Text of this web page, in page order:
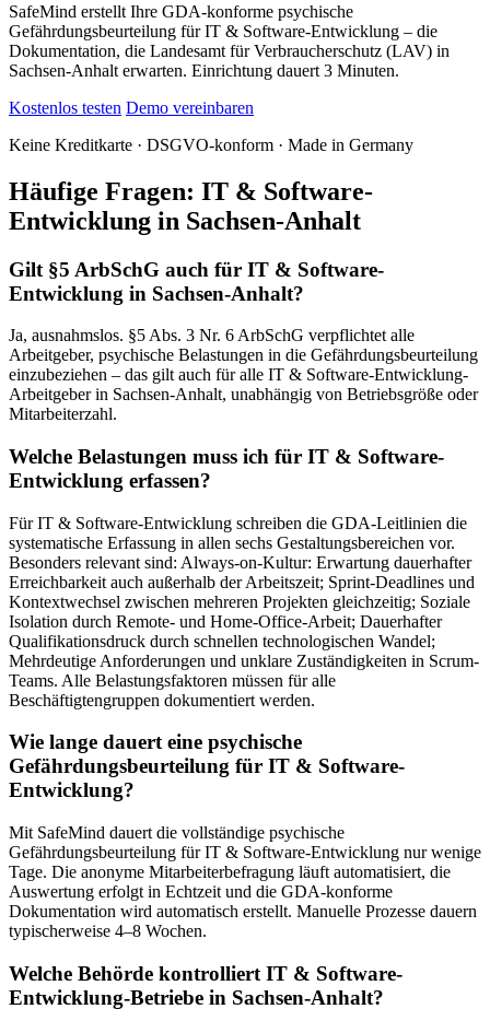
SafeMind erstellt Ihre GDA-konforme psychische
Gefährdungsbeurteilung für IT & Software-Entwicklung – die
Dokumentation, die Landesamt für Verbraucherschutz (LAV) in
Sachsen-Anhalt erwarten. Einrichtung dauert 3 Minuten.
Kostenlos testen Demo vereinbaren
Keine Kreditkarte · DSGVO-konform · Made in Germany
Häufige Fragen: IT & Software-
Entwicklung in Sachsen-Anhalt
Gilt §5 ArbSchG auch für IT & Software-
Entwicklung in Sachsen-Anhalt?
Ja, ausnahmslos. §5 Abs. 3 Nr. 6 ArbSchG verpflichtet alle
Arbeitgeber, psychische Belastungen in die Gefährdungsbeurteilung
einzubeziehen – das gilt auch für alle IT & Software-Entwicklung-
Arbeitgeber in Sachsen-Anhalt, unabhängig von Betriebsgröße oder
Mitarbeiterzahl.
Welche Belastungen muss ich für IT & Software-
Entwicklung erfassen?
Für IT & Software-Entwicklung schreiben die GDA-Leitlinien die
systematische Erfassung in allen sechs Gestaltungsbereichen vor.
Besonders relevant sind: Always-on-Kultur: Erwartung dauerhafter
Erreichbarkeit auch außerhalb der Arbeitszeit; Sprint-Deadlines und
Kontextwechsel zwischen mehreren Projekten gleichzeitig; Soziale
Isolation durch Remote- und Home-Office-Arbeit; Dauerhafter
Qualifikationsdruck durch schnellen technologischen Wandel;
Mehrdeutige Anforderungen und unklare Zuständigkeiten in Scrum-
Teams. Alle Belastungsfaktoren müssen für alle
Beschäftigtengruppen dokumentiert werden.
Wie lange dauert eine psychische
Gefährdungsbeurteilung für IT & Software-
Entwicklung?
Mit SafeMind dauert die vollständige psychische
Gefährdungsbeurteilung für IT & Software-Entwicklung nur wenige
Tage. Die anonyme Mitarbeiterbefragung läuft automatisiert, die
Auswertung erfolgt in Echtzeit und die GDA-konforme
Dokumentation wird automatisch erstellt. Manuelle Prozesse dauern
typischerweise 4–8 Wochen.
Welche Behörde kontrolliert IT & Software-
Entwicklung-Betriebe in Sachsen-Anhalt?